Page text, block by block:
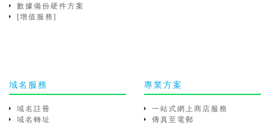
數據備份硬件方案
[增值服務]
域名服務
域名註冊
域名轉址
專業方案
一站式網上商店服務
傳真至電郵